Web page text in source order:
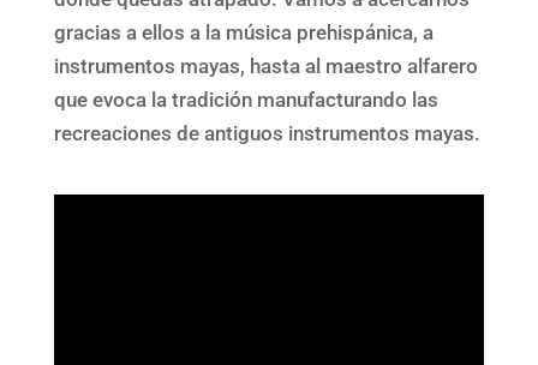
gracias a ellos a la música prehispánica, a
instrumentos mayas, hasta al maestro alfarero
que evoca la tradición manufacturando las
recreaciones de antiguos instrumentos mayas.